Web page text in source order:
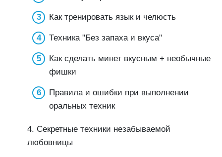
Как тренировать язык и челюсть
Техника "Без запаха и вкуса"
Как сделать минет вкусным + необычные
фишки
Правила и ошибки при выполнении
оральных техник
4. Секретные техники незабываемой
любовницы